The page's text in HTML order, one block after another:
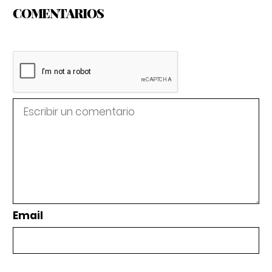
COMENTARIOS
Email